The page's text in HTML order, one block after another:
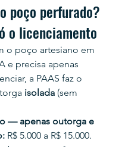
poço perfurado?
o licenciamento
o poço artesiano em
e precisa apenas
a PAAS faz o
isolada (sem
— apenas outorga e
R$ 5.000 a R$ 15.000.